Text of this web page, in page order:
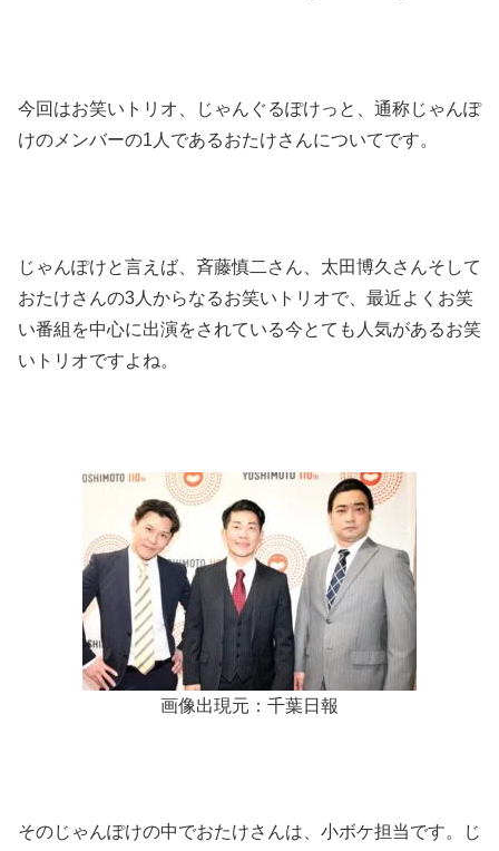
今回はお笑いトリオ、じゃんぐるぽけっと、通称じゃんぽ
けのメンバーの1人であるおたけさんについてです。
じゃんぽけと言えば、斉藤慎二さん、太田博久さんそして
おたけさんの3人からなるお笑いトリオで、最近よくお笑
い番組を中心に出演をされている今とても人気があるお笑
いトリオですよね。
画像出現元：千葉日報
そのじゃんぽけの中でおたけさんは、小ボケ担当です。じ